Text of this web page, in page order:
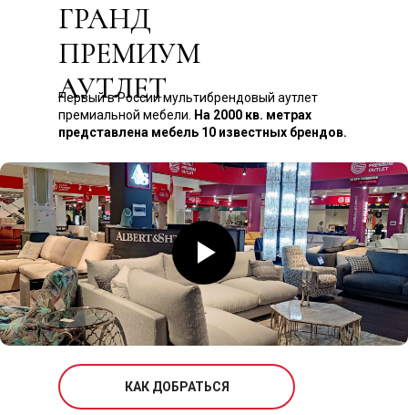
ГРАНД
ПРЕМИУМ
АУТЛЕТ
Первый в России мультибрендовый аутлет
премиальной мебели.
На 2000 кв. метрах
представлена мебель 10 известных брендов.
КАК ДОБРАТЬСЯ